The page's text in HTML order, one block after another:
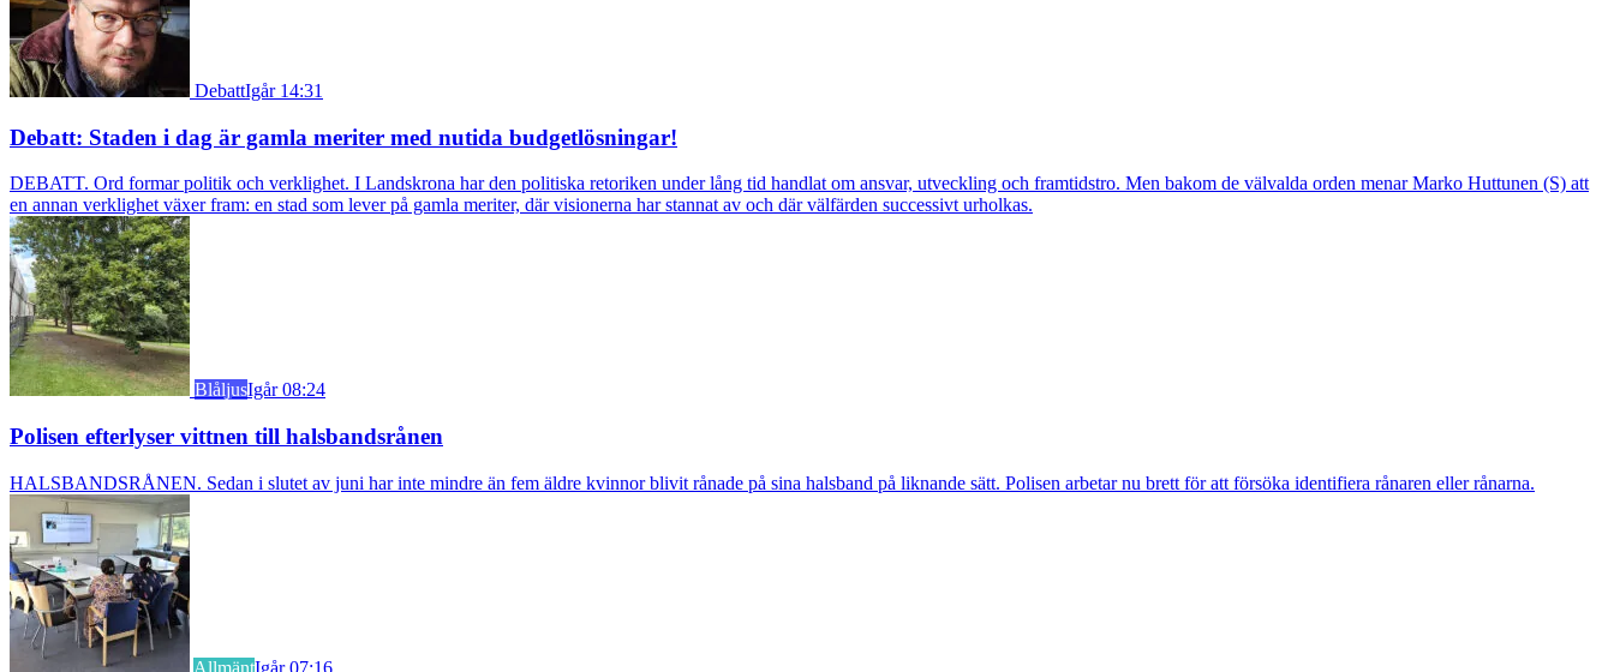
DebattIgår 14:31
Debatt: Staden i dag är gamla meriter med nutida budgetlösningar!
DEBATT. Ord formar politik och verklighet. I Landskrona har den politiska retoriken under lång tid handlat om ansvar, utveckling och framtidstro. Men bakom de välvalda orden menar Marko Huttunen (S) att
en annan verklighet växer fram: en stad som lever på gamla meriter, där visionerna har stannat av och där välfärden successivt urholkas.
BlåljusIgår 08:24
Polisen efterlyser vittnen till halsbandsrånen
HALSBANDSRÅNEN. Sedan i slutet av juni har inte mindre än fem äldre kvinnor blivit rånade på sina halsband på liknande sätt. Polisen arbetar nu brett för att försöka identifiera rånaren eller rånarna.
AllmäntIgår 07:16